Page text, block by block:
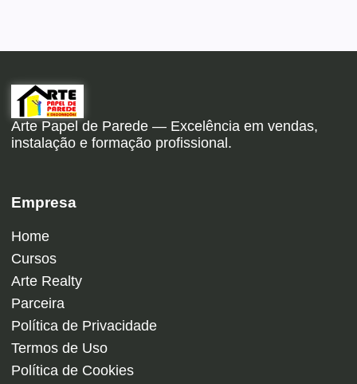
Arte Papel de Parede — Excelência em vendas,
instalação e formação profissional.
Empresa
Home
Cursos
Arte Realty
Parceira
Política de Privacidade
Termos de Uso
Política de Cookies